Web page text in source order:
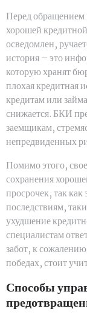
Перед обращением
хорошей кредитной
осведомлен,
история – это
которую хранят
плохая кредитная
кредитам или
снижается. БКИ
заемщикам,
непредвиденных
Помимо этого,
сохранения
просрочек, так
последствиям,
ухудшение
специалистам
забот, к
победах, стоит
Способы